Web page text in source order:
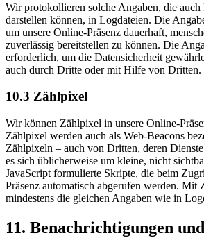
Wir protokollieren solche Angaben, die auch
darstellen können, in Log­dateien. Die
um unsere Online-Präsenz dauerhaft,
zuverlässig bereitstellen zu können. Die
erforderlich, um die Datensicherheit
auch durch Dritte oder mit Hilfe von Dritten.
10.3 Zählpixel
Wir können Zählpixel in unsere Online-
Zählpixel werden auch als Web-Beacons
Zählpixeln – auch von Dritten, deren
es sich üblicherweise um kleine, nicht
JavaScript formulierte Skripte, die beim
Präsenz automatisch abgerufen werden. Mit
mindestens die gleichen Angaben wie in
11. Benach­richti­gungen